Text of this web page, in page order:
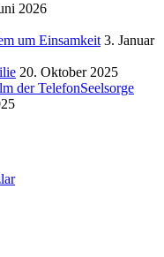
2026
um Einsamkeit 3. Januar
20. Oktober 2025
der TelefonSeelsorge